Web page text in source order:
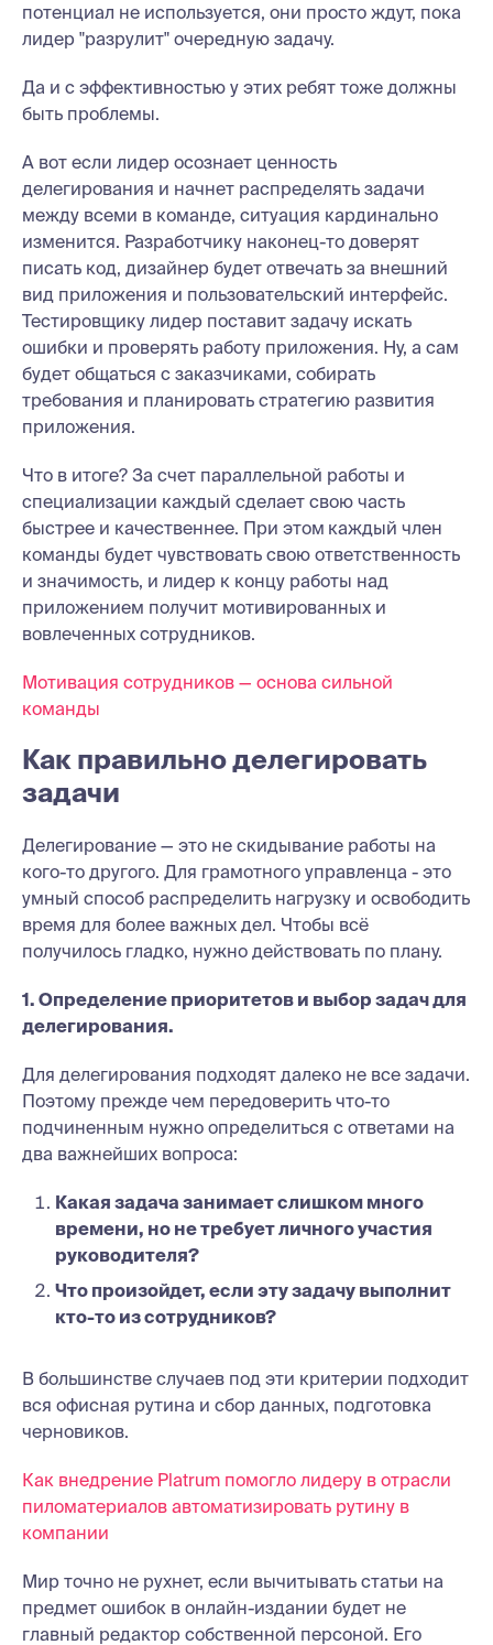
потенциал не используется, они просто ждут, пока
лидер "разрулит" очередную задачу.
Да и с эффективностью у этих ребят тоже должны
быть проблемы.
А вот если лидер осознает ценность
делегирования и начнет распределять задачи
между всеми в команде, ситуация кардинально
изменится. Разработчику наконец-то доверят
писать код, дизайнер будет отвечать за внешний
вид приложения и пользовательский интерфейс.
Тестировщику лидер поставит задачу искать
ошибки и проверять работу приложения. Ну, а сам
будет общаться с заказчиками, собирать
требования и планировать стратегию развития
приложения.
Что в итоге? За счет параллельной работы и
специализации каждый сделает свою часть
быстрее и качественнее. При этом каждый член
команды будет чувствовать свою ответственность
и значимость, и лидер к концу работы над
приложением получит мотивированных и
вовлеченных сотрудников.
Мотивация сотрудников — основа сильной
команды
Как правильно делегировать
задачи
Делегирование — это не скидывание работы на
кого-то другого. Для грамотного управленца - это
умный способ распределить нагрузку и освободить
время для более важных дел. Чтобы всё
получилось гладко, нужно действовать по плану.
1. Определение приоритетов и выбор задач для
делегирования.
Для делегирования подходят далеко не все задачи.
Поэтому прежде чем передоверить что-то
подчиненным нужно определиться с ответами на
два важнейших вопроса:
Какая задача занимает слишком много
времени, но не требует личного участия
руководителя?
Что произойдет, если эту задачу выполнит
кто-то из сотрудников?
В большинстве случаев под эти критерии подходит
вся офисная рутина и сбор данных, подготовка
черновиков.
Как внедрение Platrum помогло лидеру в отрасли
пиломатериалов автоматизировать рутину в
компании
Мир точно не рухнет, если вычитывать статьи на
предмет ошибок в онлайн-издании будет не
главный редактор собственной персоной. Его